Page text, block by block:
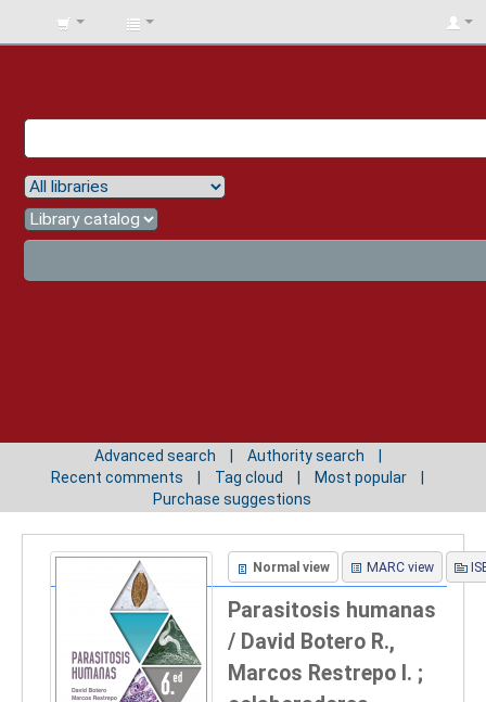
BIBLIOTECA
Advanced search
Authority search
Recent comments
Tag cloud
Most popular
Purchase suggestions
Normal view MARC view
Parasitosis humanas
/ David Botero R.,
Marcos Restrepo I. ;